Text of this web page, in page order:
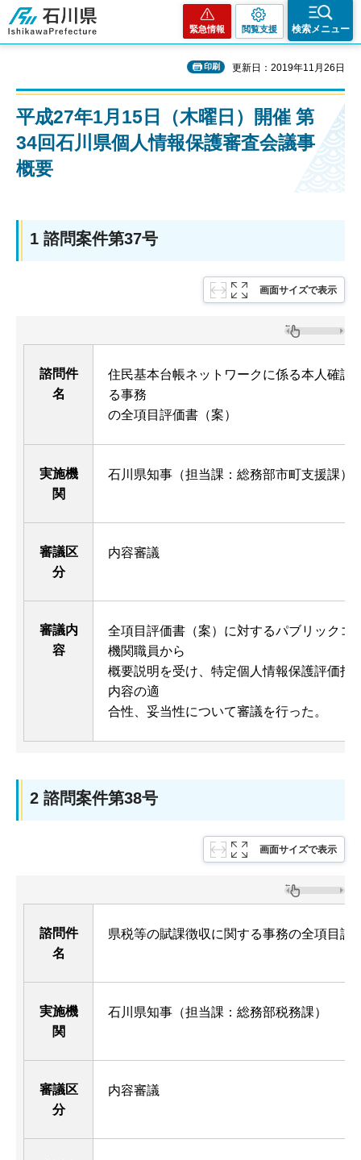
石川県
緊急情報 閲覧支援 検索メニュー
印刷 更新日：2019年11月26日
平成27年1月15日（木曜日）開催 第
34回石川県個人情報保護審査会議事
概要
1 諮問案件第37号
画面サイズで表示
諮問件
名
住民基本台帳ネットワークに係る本人確認
る事務
の全項目評価書（案）
実施機
関
石川県知事（担当課：総務部市町支援課）
審議区
分
内容審議
審議内
容
全項目評価書（案）に対するパブリックコ
機関職員から
概要説明を受け、特定個人情報保護評価指
内容の適
合性、妥当性について審議を行った。
2 諮問案件第38号
画面サイズで表示
諮問件
名
県税等の賦課徴収に関する事務の全項目評
実施機
関
石川県知事（担当課：総務部税務課）
審議区
分
内容審議